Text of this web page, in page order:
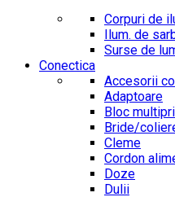
Corpuri de
Ilum. de
Surse de
Conectica
Accesorii
Adaptoare
Bloc
Bride/
Cleme
Cordon
Doze
Dulii